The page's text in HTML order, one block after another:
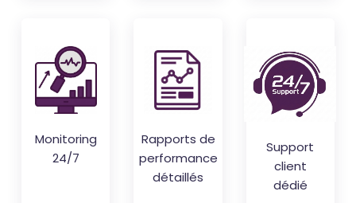
Monitoring
24/7
Rapports de
performance
détaillés
Support
client
dédié